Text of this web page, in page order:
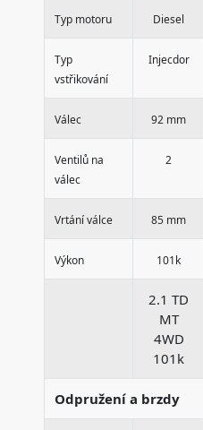
Typ motoru Diesel
Typ
vstřikování
Injecdor
Válec 92 mm
Ventilů na
válec
2
Vrtání válce 85 mm
Výkon 101k
2.1 TD
MT
4WD
101k
Odpružení a brzdy